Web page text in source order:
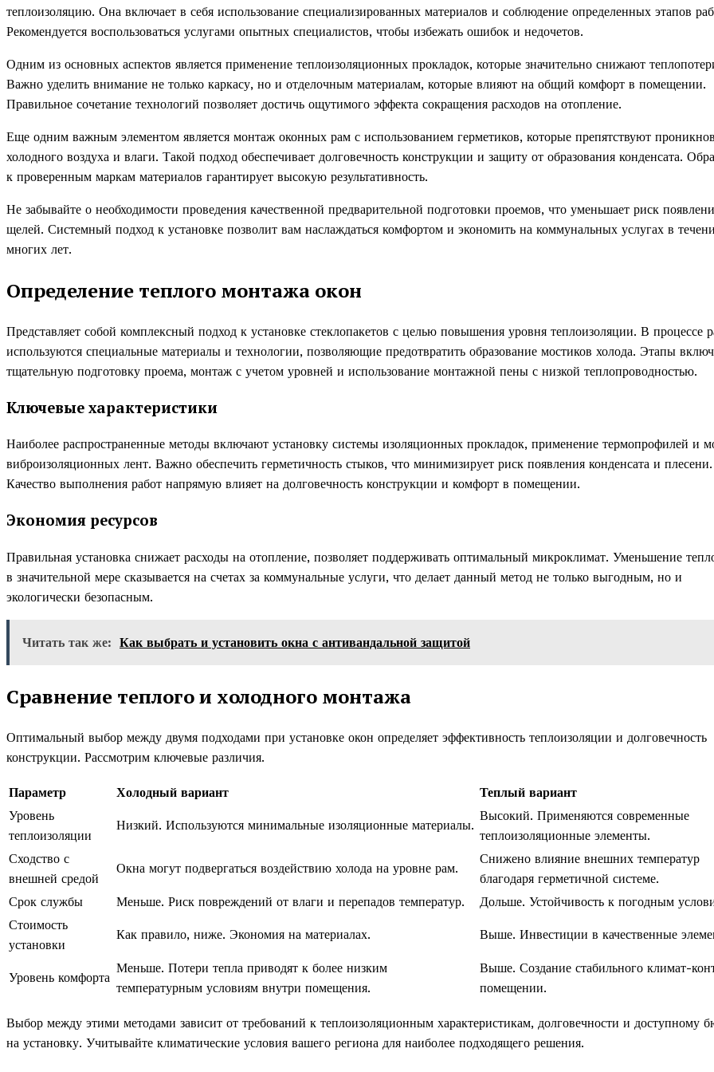
теплоизоляцию. Она включает в себя использование специализированных материалов и соблюдение определенных этапов
Рекомендуется воспользоваться услугами опытных специалистов, чтобы избежать ошибок и недочетов.
Одним из основных аспектов является применение теплоизоляционных прокладок, которые значительно снижают
Важно уделить внимание не только каркасу, но и отделочным материалам, которые влияют на общий комфорт в помещении.
Правильное сочетание технологий позволяет достичь ощутимого эффекта сокращения расходов на отопление.
Еще одним важным элементом является монтаж оконных рам с использованием герметиков, которые препятствуют
холодного воздуха и влаги. Такой подход обеспечивает долговечность конструкции и защиту от образования конденсата.
к проверенным маркам материалов гарантирует высокую результативность.
Не забывайте о необходимости проведения качественной предварительной подготовки проемов, что уменьшает риск
щелей. Системный подход к установке позволит вам наслаждаться комфортом и экономить на коммунальных услугах в
многих лет.
Определение теплого монтажа окон
Представляет собой комплексный подход к установке стеклопакетов с целью повышения уровня теплоизоляции. В процессе
используются специальные материалы и технологии, позволяющие предотвратить образование мостиков холода. Этапы
тщательную подготовку проема, монтаж с учетом уровней и использование монтажной пены с низкой теплопроводностью.
Ключевые характеристики
Наиболее распространенные методы включают установку системы изоляционных прокладок, применение термопрофилей и
виброизоляционных лент. Важно обеспечить герметичность стыков, что минимизирует риск появления конденсата и плесени.
Качество выполнения работ напрямую влияет на долговечность конструкции и комфорт в помещении.
Экономия ресурсов
Правильная установка снижает расходы на отопление, позволяет поддерживать оптимальный микроклимат. Уменьшение
в значительной мере сказывается на счетах за коммунальные услуги, что делает данный метод не только выгодным, но и
экологически безопасным.
Читать так же: Как выбрать и установить окна с антивандальной защитой
Сравнение теплого и холодного монтажа
Оптимальный выбор между двумя подходами при установке окон определяет эффективность теплоизоляции и долговечность
конструкции. Рассмотрим ключевые различия.
Параметр Холодный вариант
Теплый вариант
Уровень
теплоизоляции
Низкий. Используются минимальные изоляционные материалы.
Высокий. Применяются современные
теплоизоляционные элементы.
Сходство с
внешней средой
Окна могут подвергаться воздействию холода на уровне рам.
Снижено влияние внешних температур
благодаря герметичной системе.
Срок службы
Меньше. Риск повреждений от влаги и перепадов температур.
Дольше. Устойчивость к погодным
Стоимость
установки
Как правило, ниже. Экономия на материалах. Выше. Инвестиции в качественные
Уровень комфорта
Меньше. Потери тепла приводят к более низким
температурным условиям внутри помещения.
Выше. Создание стабильного климат-
помещении.
Выбор между этими методами зависит от требований к теплоизоляционным характеристикам, долговечности и доступному
на установку. Учитывайте климатические условия вашего региона для наиболее подходящего решения.